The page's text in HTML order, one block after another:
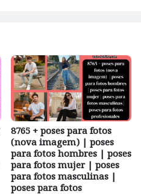
8765 + poses para fotos
(nova imagem) | poses
para fotos hombres | poses
para fotos mujer | poses
para fotos masculinas |
poses para fotos